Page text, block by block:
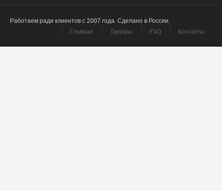
Работаем ради клиентов с 2007 года. Сделано в России.
Главная
Тарифы FAQ Контакты